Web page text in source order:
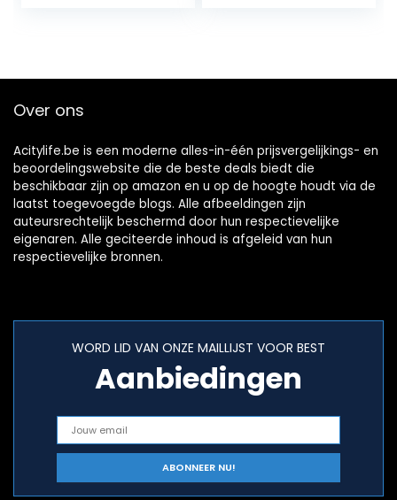
Over ons
Acitylife.be is een moderne alles-in-één prijsvergelijkings- en
beoordelingswebsite die de beste deals biedt die
beschikbaar zijn op amazon en u op de hoogte houdt via de
laatst toegevoegde blogs. Alle afbeeldingen zijn
auteursrechtelijk beschermd door hun respectievelijke
eigenaren. Alle geciteerde inhoud is afgeleid van hun
respectievelijke bronnen.
WORD LID VAN ONZE MAILLIJST VOOR BEST
Aanbiedingen